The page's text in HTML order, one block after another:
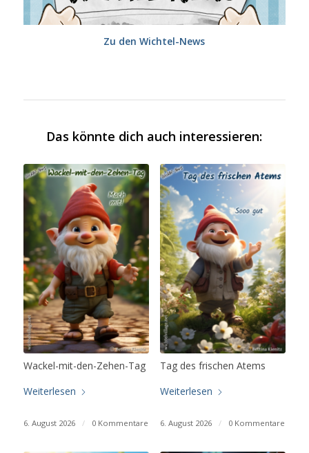
Zu den Wichtel-News
Das könnte dich auch interessieren:
Wackel-mit-den-Zehen-Tag
Weiterlesen
6. August 2026 / 0 Kommentare
Tag des frischen Atems
Weiterlesen
6. August 2026 / 0 Kommentare